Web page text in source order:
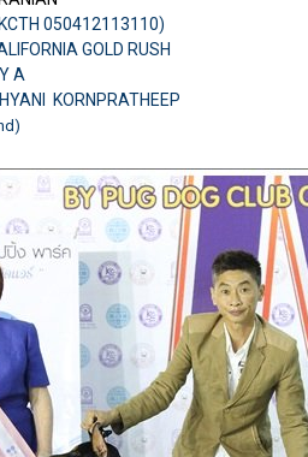
050412113110)
GOLD RUSH
A
KORNPRATHEEP